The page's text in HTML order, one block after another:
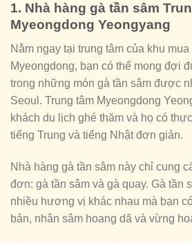
1. Nhà hàng gà tần sâm
Myeongdong Yeongyang
Nằm ngay tại trung tâm của khu
Myeongdong, bạn có thể mong đợi
trong những món gà tần sâm được
Seoul. Trung tâm Myeongdong
khách du lịch ghé thăm và họ có
tiếng Trung và tiếng Nhật đơn giản.
Nhà hàng gà tần sâm này chỉ cung
đơn: gà tần sâm và gà quay. Gà tần
nhiều hương vị khác nhau mà bạn
bản, nhân sâm hoang dã và vừng